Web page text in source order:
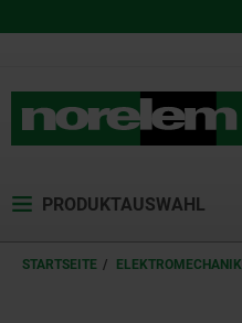
PRODUKTAUSWAHL
STARTSEITE ELEKTROMECHANIK